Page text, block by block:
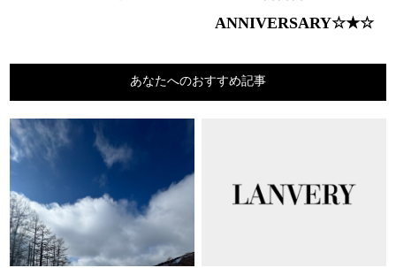
ANNIVERSARY☆★☆
あなたへのおすすめ記事